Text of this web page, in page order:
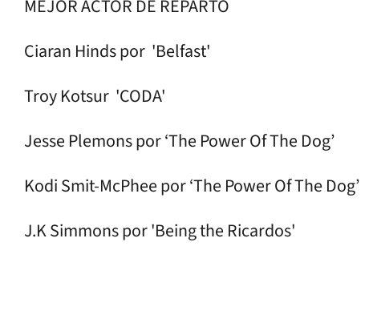
MEJOR ACTOR DE REPARTO
Ciaran Hinds por 'Belfast'
Troy Kotsur 'CODA'
Jesse Plemons por ‘The Power Of The Dog’
Kodi Smit-McPhee por ‘The Power Of The Dog’
J.K Simmons por 'Being the Ricardos'